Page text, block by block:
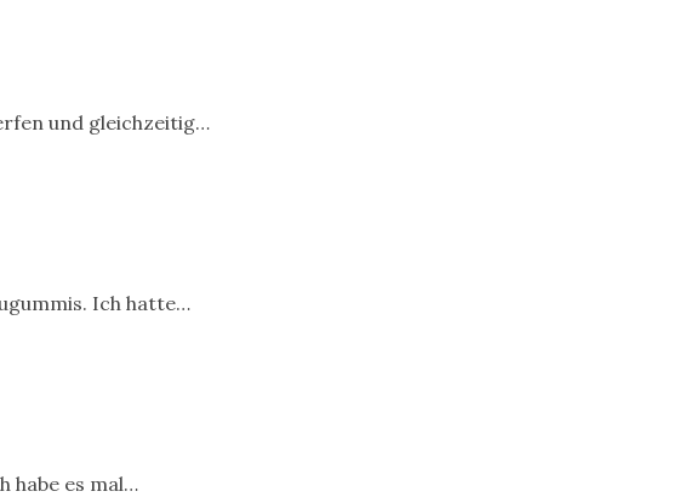
und gleichzeitig…
Ich hatte…
habe es mal…